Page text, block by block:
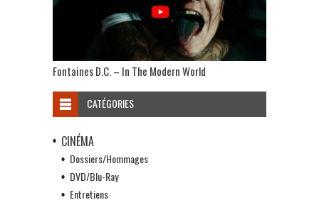
Fontaines D.C. – In The Modern World
CATÉGORIES
CINÉMA
Dossiers/Hommages
DVD/Blu-Ray
Entretiens